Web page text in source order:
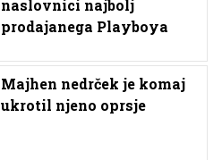
naslovnici najbolj
prodajanega Playboya
Majhen nedrček je komaj
ukrotil njeno oprsje